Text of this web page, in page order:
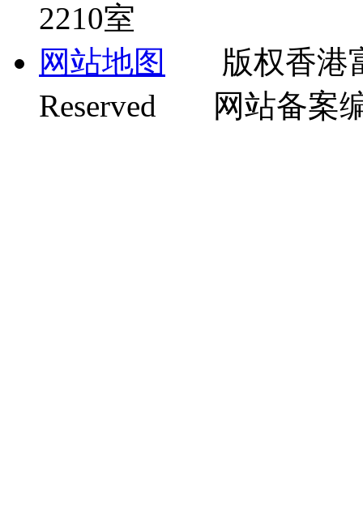
2210室
网站地图
版权香港富
Reserved 网站备案